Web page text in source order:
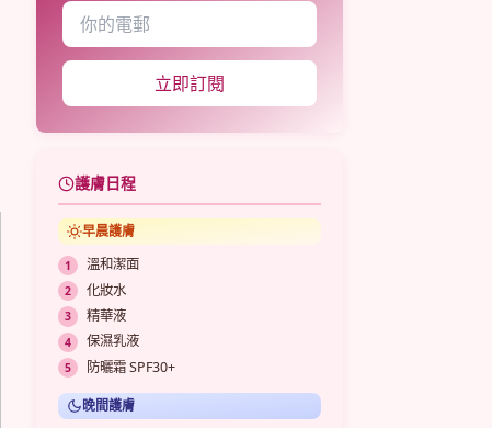
立即訂閱
護膚日程
早晨護膚
溫和潔面
化妝水
精華液
保濕乳液
防曬霜 SPF30+
晚間護膚